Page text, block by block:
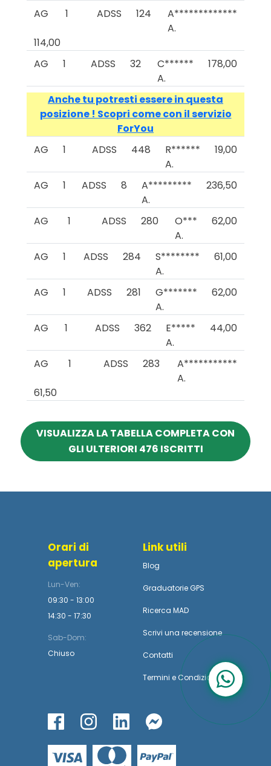
AG
1 ADSS 124
A*************
A.
114,00
AG
1 ADSS 32
C******
A.
178,00
Anche tu potresti essere in questa
posizione ! Scopri come con il servizio
ForYou
AG
1 ADSS 448
R******
A.
19,00
AG 1 ADSS 8
A*********
A.
236,50
AG 1 ADSS 280
O***
A.
62,00
AG 1 ADSS 284
S********
A.
61,00
AG 1 ADSS 281
G*******
A.
62,00
AG 1 ADSS 362
E*****
A.
44,00
AG 1 ADSS 283
A***********
A.
61,50
VISUALIZZA LA TABELLA COMPLETA CON
GLI ULTERIORI 476 ISCRITTI
Orari di
apertura
Lun-Ven:
09:30 - 13:00
14:30 - 17:30
Sab-Dom:
Chiuso
Link utili
Blog
Graduatorie GPS
Ricerca MAD
Scrivi una recensione
Contatti
Termini e Condizioni